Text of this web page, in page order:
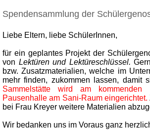
Spendensammlung der
Liebe Eltern, liebe SchülerInnen,
für ein geplantes Projekt der
von Lektürenund Lektüreschlüssel.
bzw. Zusatzmaterialien, welche im
mehr finden, zukommen lassen, damit
Sammelstätte wird am
Pausenhalle am Sani-Raum eingerichtet.
bei Frau Kreyer weitere Materialien
Wir bedanken uns im Voraus ganz